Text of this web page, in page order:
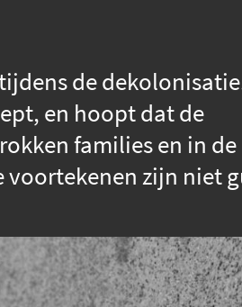
de
en hoopt dat de
families en in de
voortekenen zijn niet